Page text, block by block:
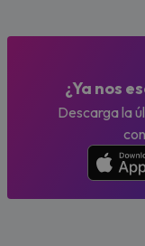
¿Ya nos
Descarga la